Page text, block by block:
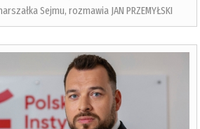
Sejmu, rozmawia JAN PRZEMYŁSKI